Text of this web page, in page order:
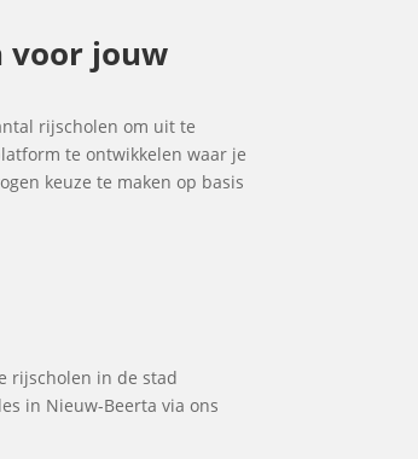
voor jouw
rijscholen om uit te
te ontwikkelen waar je
keuze te maken op basis
rijscholen in de stad
in Nieuw-Beerta via ons